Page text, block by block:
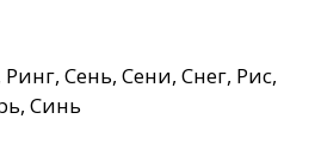
Сень, Сени, Снег, Рис,
Синь